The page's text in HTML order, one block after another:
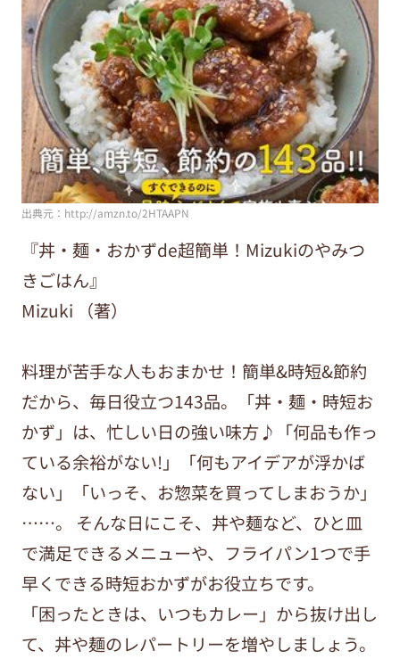
出典元：http://amzn.to/2HTAAPN
『丼・麺・おかずde超簡単！Mizukiのやみつ
きごはん』
Mizuki （著）
料理が苦手な人もおまかせ！簡単&時短&節約
だから、毎日役立つ143品。「丼・麺・時短お
かず」は、忙しい日の強い味方♪「何品も作っ
ている余裕がない!」「何もアイデアが浮かば
ない」「いっそ、お惣菜を買ってしまおうか」
……。 そんな日にこそ、丼や麺など、ひと皿
で満足できるメニューや、フライパン1つで手
早くできる時短おかずがお役立ちです。
「困ったときは、いつもカレー」から抜け出し
て、丼や麺のレパートリーを増やしましょう。